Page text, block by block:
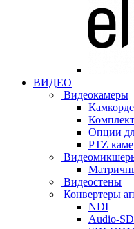
ВИДЕО
Видеокамеры
Опции
PTZ
Видеостены
Конвертеры
NDI
Audio-